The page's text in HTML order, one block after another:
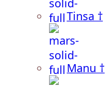
Tinsa †
Manu †